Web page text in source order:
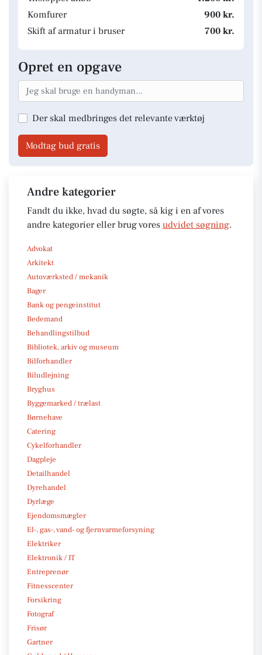
Komfurer
900 kr.
Skift af armatur i bruser
700 kr.
Opret en opgave
Der skal medbringes det relevante værktøj
Modtag bud gratis
Andre kategorier
Fandt du ikke, hvad du søgte, så kig i en af vores
andre kategorier eller brug vores udvidet søgning.
Advokat
Arkitekt
Autoværksted / mekanik
Bager
Bank og pengeinstitut
Bedemand
Behandlingstilbud
Bibliotek, arkiv og museum
Bilforhandler
Biludlejning
Bryghus
Byggemarked / trælast
Børnehave
Catering
Cykelforhandler
Dagpleje
Detailhandel
Dyrehandel
Dyrlæge
Ejendomsmægler
El-, gas-, vand- og fjernvarmeforsyning
Elektriker
Elektronik / IT
Entreprenør
Fitnesscenter
Forsikring
Fotograf
Frisør
Gartner